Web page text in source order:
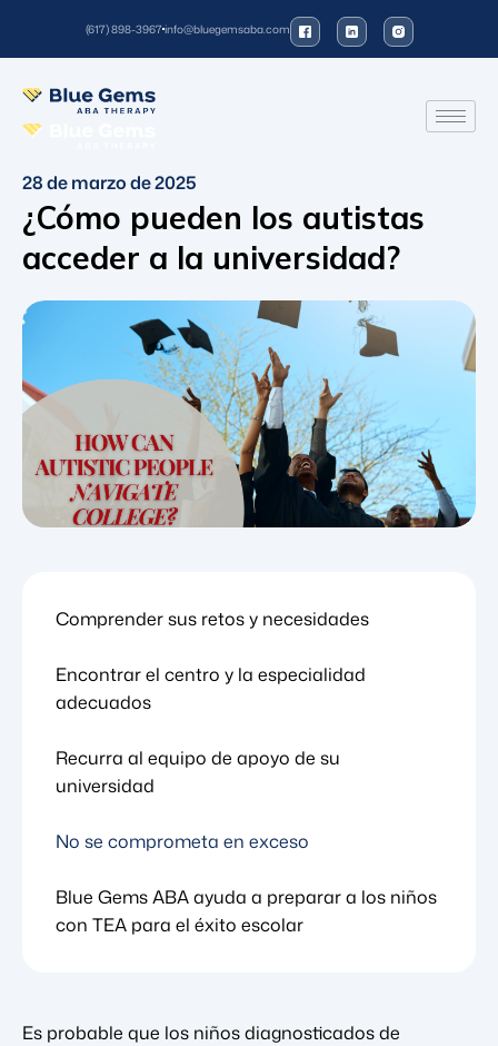
(617) 898-3967info@bluegemsaba.com
28 de marzo de 2025
¿Cómo pueden los autistas
acceder a la universidad?
Comprender sus retos y necesidades
Encontrar el centro y la especialidad
adecuados
Recurra al equipo de apoyo de su
universidad
No se comprometa en exceso
Blue Gems ABA ayuda a preparar a los niños
con TEA para el éxito escolar
Es probable que los niños diagnosticados de